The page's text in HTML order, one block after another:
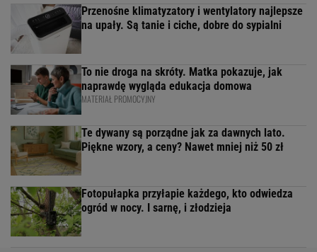
Przenośne klimatyzatory i wentylatory najlepsze
na upały. Są tanie i ciche, dobre do sypialni
To nie droga na skróty. Matka pokazuje, jak
naprawdę wygląda edukacja domowa
MATERIAŁ PROMOCYJNY
Te dywany są porządne jak za dawnych lato.
Piękne wzory, a ceny? Nawet mniej niż 50 zł
Fotopułapka przyłapie każdego, kto odwiedza
ogród w nocy. I sarnę, i złodzieja